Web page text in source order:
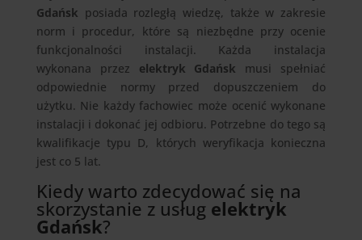
Gdańsk posiada rozległą wiedzę, także w zakresie
norm i procedur, które są niezbędne przy ocenie
funkcjonalności instalacji. Każda instalacja
wykonana przez elektryk Gdańsk musi spełniać
odpowiednie normy przed dopuszczeniem do
użytku. Nie każdy fachowiec może ocenić wykonane
instalacji i dokonać jej odbioru. Potrzebne do tego są
kwalifikacje typu D, których weryfikacja konieczna
jest co 5 lat.
Kiedy warto zdecydować się na
skorzystanie z usług elektryk
Gdańsk?